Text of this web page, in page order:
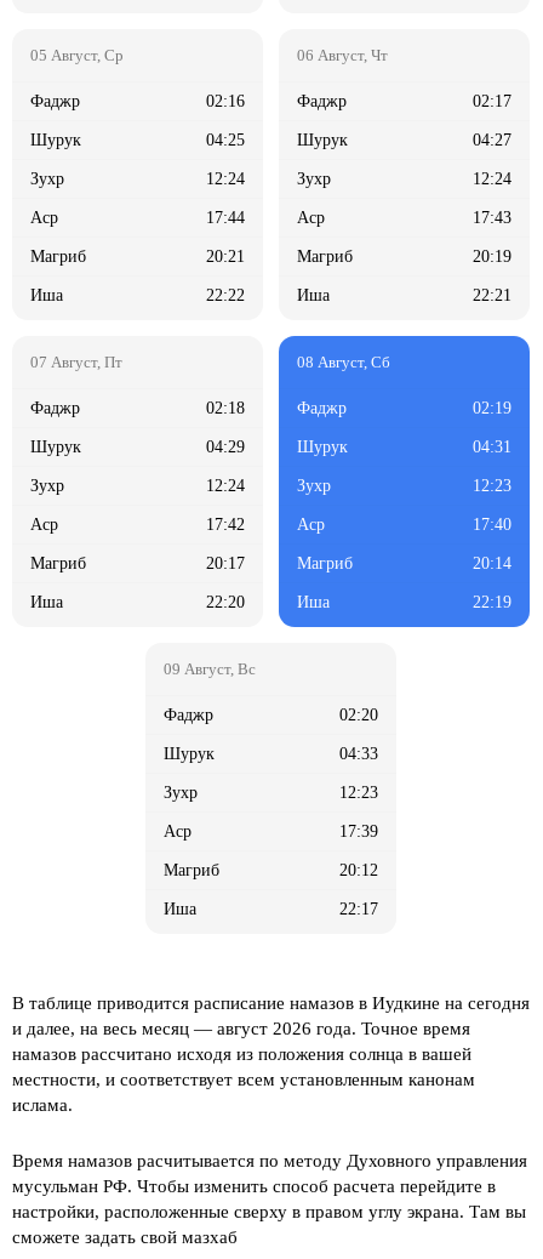
02:16
04:25
12:24
17:44
20:21
22:22
02:17
04:27
12:24
17:43
20:19
22:21
02:18
04:29
12:24
17:42
20:17
22:20
02:19
04:31
12:23
17:40
20:14
22:19
02:20
04:33
12:23
17:39
20:12
22:17
В таблице приводится расписание намазов в Иудкине на сегодня
и далее, на весь месяц — август 2026 года. Точное время
намазов рассчитано исходя из положения солнца в вашей
местности, и соответствует всем установленным канонам
ислама.
Время намазов расчитывается по методу Духовного управления
мусульман РФ. Чтобы изменить способ расчета перейдите в
настройки, расположенные сверху в правом углу экрана. Там вы
сможете задать свой мазхаб